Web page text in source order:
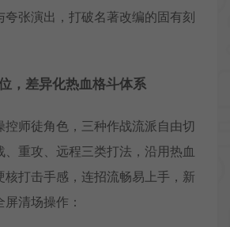
夸张演出，打破名著改编的固有刻
，差异化热血格斗体系
控师徒角色，三种作战流派自由切
重攻、远程三类打法，沿用热血
核打击手感，连招流畅易上手，新
清场操作：